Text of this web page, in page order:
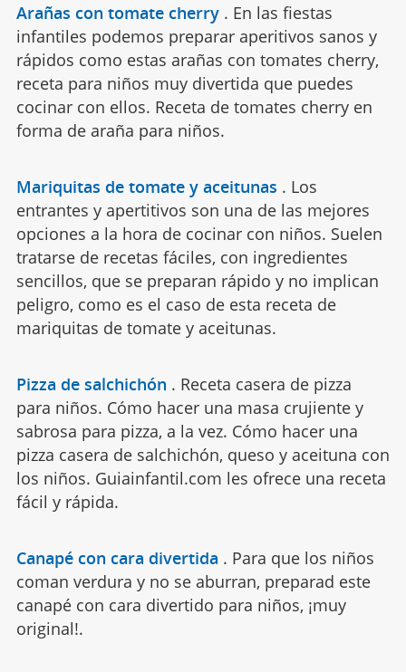
Arañas con tomate cherry . En las fiestas
infantiles podemos preparar aperitivos sanos y
rápidos como estas arañas con tomates cherry,
receta para niños muy divertida que puedes
cocinar con ellos. Receta de tomates cherry en
forma de araña para niños.
Mariquitas de tomate y aceitunas . Los
entrantes y apertitivos son una de las mejores
opciones a la hora de cocinar con niños. Suelen
tratarse de recetas fáciles, con ingredientes
sencillos, que se preparan rápido y no implican
peligro, como es el caso de esta receta de
mariquitas de tomate y aceitunas.
Pizza de salchichón . Receta casera de pizza
para niños. Cómo hacer una masa crujiente y
sabrosa para pizza, a la vez. Cómo hacer una
pizza casera de salchichón, queso y aceituna con
los niños. Guiainfantil.com les ofrece una receta
fácil y rápida.
Canapé con cara divertida . Para que los niños
coman verdura y no se aburran, preparad este
canapé con cara divertido para niños, ¡muy
original!.